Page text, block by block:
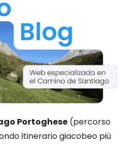
Portoghese (percorso
itinerario giacobeo più